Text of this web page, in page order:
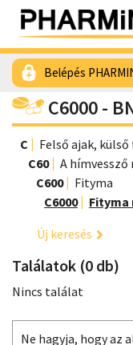
Belépés
C6000 -
C
Felső ajak,
C60
A
C600
Fityma
C6000
Új keresés
Találatok (0 db)
Nincs találat
Ne hagyja, hogy az